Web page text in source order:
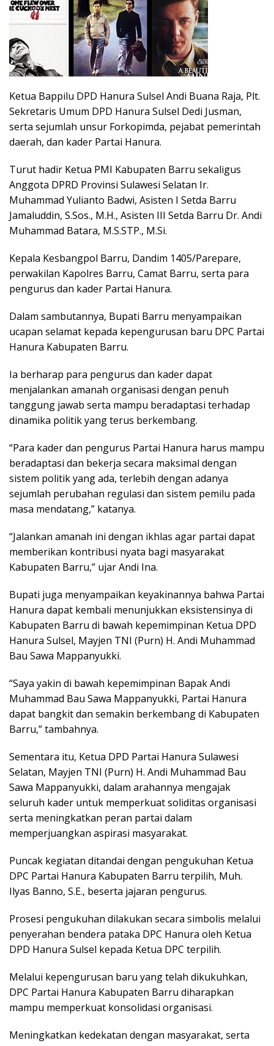
Ketua Bappilu DPD Hanura Sulsel Andi Buana Raja, Plt.
Sekretaris Umum DPD Hanura Sulsel Dedi Jusman,
serta sejumlah unsur Forkopimda, pejabat pemerintah
daerah, dan kader Partai Hanura.
Turut hadir Ketua PMI Kabupaten Barru sekaligus
Anggota DPRD Provinsi Sulawesi Selatan Ir.
Muhammad Yulianto Badwi, Asisten I Setda Barru
Jamaluddin, S.Sos., M.H., Asisten III Setda Barru Dr. Andi
Muhammad Batara, M.S.STP., M.Si.
Kepala Kesbangpol Barru, Dandim 1405/Parepare,
perwakilan Kapolres Barru, Camat Barru, serta para
pengurus dan kader Partai Hanura.
Dalam sambutannya, Bupati Barru menyampaikan
ucapan selamat kepada kepengurusan baru DPC Partai
Hanura Kabupaten Barru.
Ia berharap para pengurus dan kader dapat
menjalankan amanah organisasi dengan penuh
tanggung jawab serta mampu beradaptasi terhadap
dinamika politik yang terus berkembang.
“Para kader dan pengurus Partai Hanura harus mampu
beradaptasi dan bekerja secara maksimal dengan
sistem politik yang ada, terlebih dengan adanya
sejumlah perubahan regulasi dan sistem pemilu pada
masa mendatang,” katanya.
“Jalankan amanah ini dengan ikhlas agar partai dapat
memberikan kontribusi nyata bagi masyarakat
Kabupaten Barru,” ujar Andi Ina.
Bupati juga menyampaikan keyakinannya bahwa Partai
Hanura dapat kembali menunjukkan eksistensinya di
Kabupaten Barru di bawah kepemimpinan Ketua DPD
Hanura Sulsel, Mayjen TNI (Purn) H. Andi Muhammad
Bau Sawa Mappanyukki.
“Saya yakin di bawah kepemimpinan Bapak Andi
Muhammad Bau Sawa Mappanyukki, Partai Hanura
dapat bangkit dan semakin berkembang di Kabupaten
Barru,” tambahnya.
Sementara itu, Ketua DPD Partai Hanura Sulawesi
Selatan, Mayjen TNI (Purn) H. Andi Muhammad Bau
Sawa Mappanyukki, dalam arahannya mengajak
seluruh kader untuk memperkuat soliditas organisasi
serta meningkatkan peran partai dalam
memperjuangkan aspirasi masyarakat.
Puncak kegiatan ditandai dengan pengukuhan Ketua
DPC Partai Hanura Kabupaten Barru terpilih, Muh.
Ilyas Banno, S.E., beserta jajaran pengurus.
Prosesi pengukuhan dilakukan secara simbolis melalui
penyerahan bendera pataka DPC Hanura oleh Ketua
DPD Hanura Sulsel kepada Ketua DPC terpilih.
Melalui kepengurusan baru yang telah dikukuhkan,
DPC Partai Hanura Kabupaten Barru diharapkan
mampu memperkuat konsolidasi organisasi.
Meningkatkan kedekatan dengan masyarakat, serta